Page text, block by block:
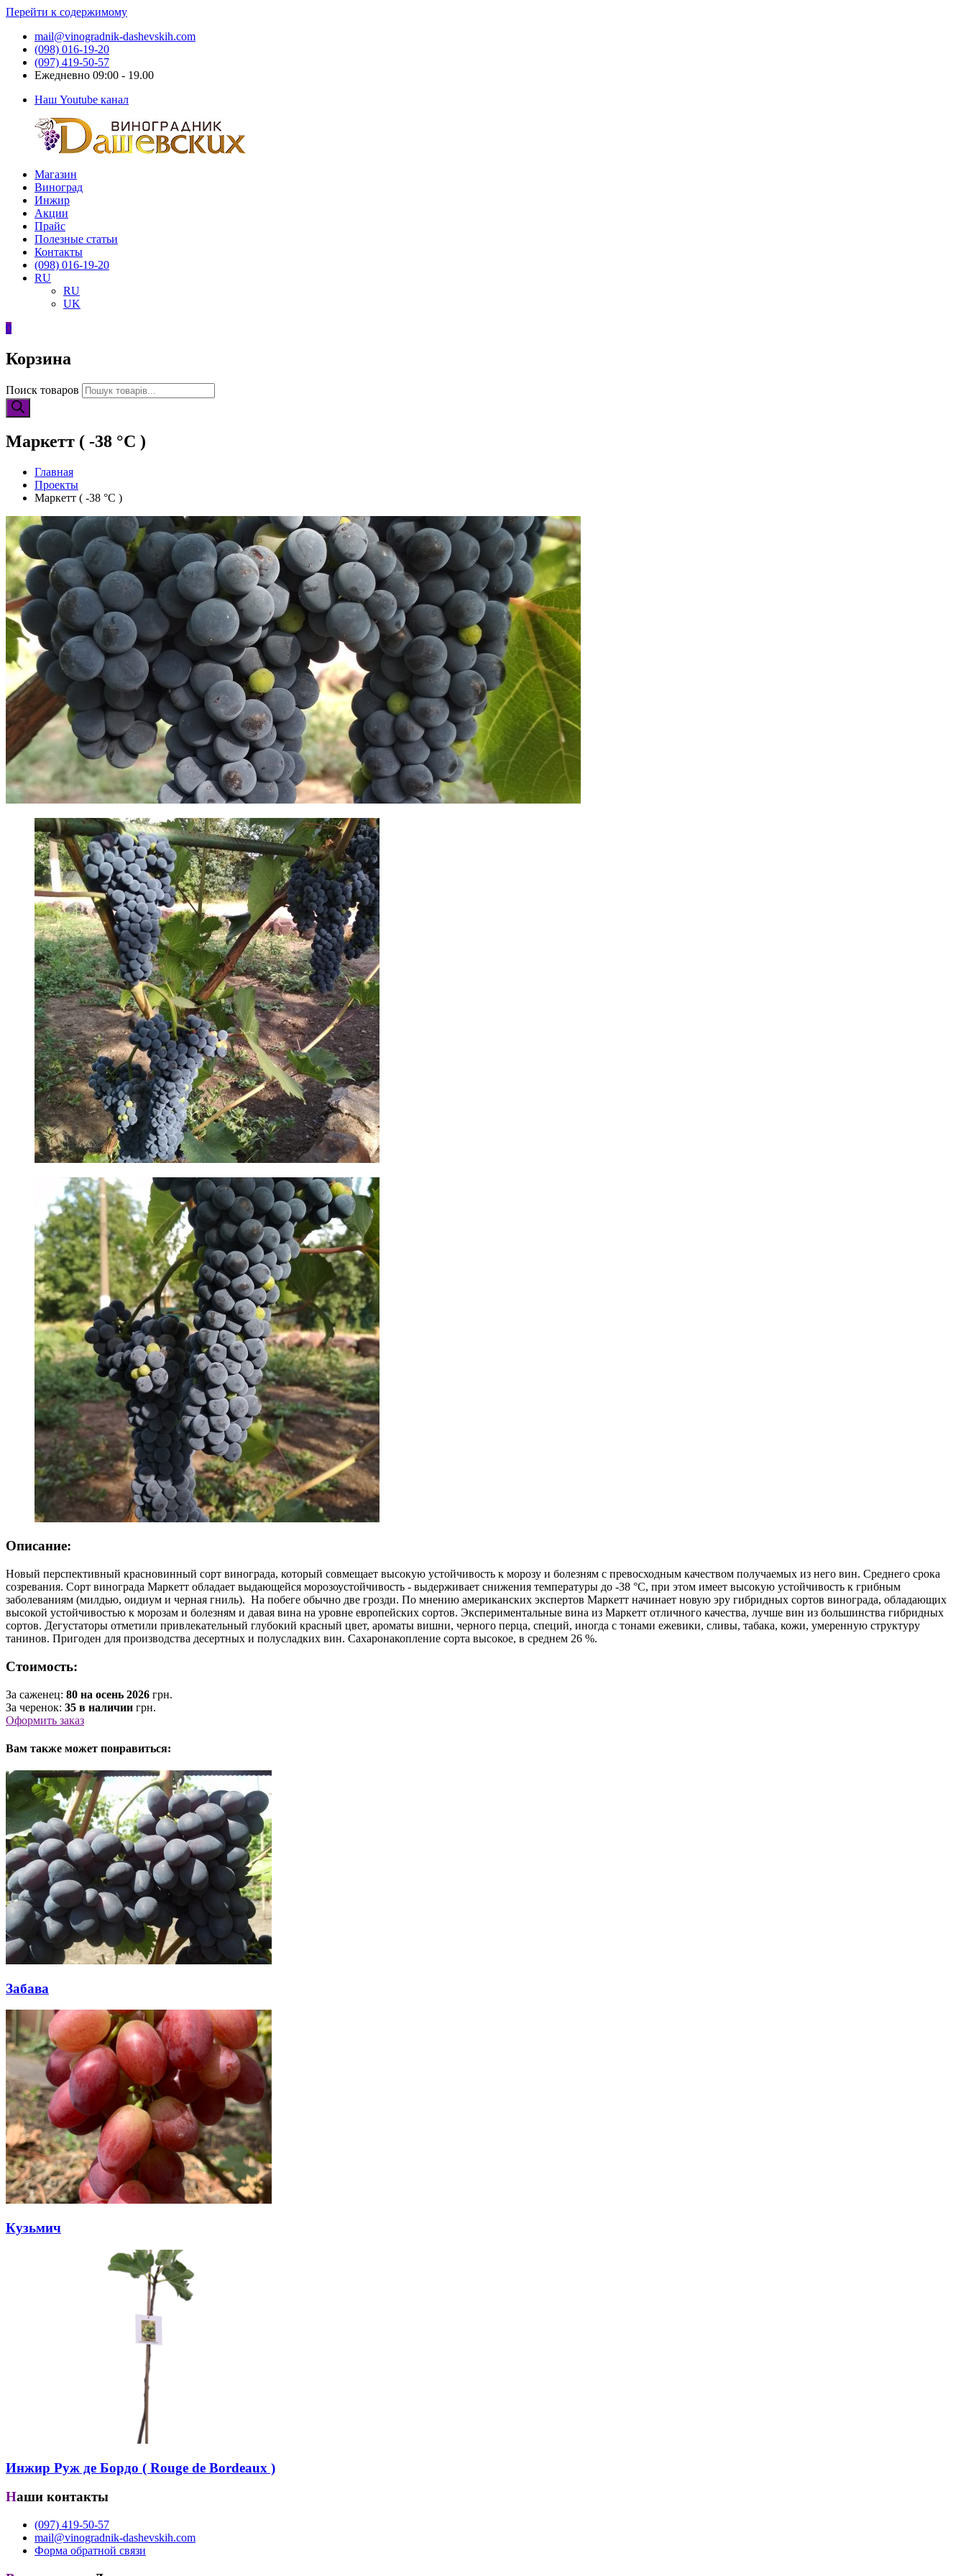
Перейти к содержимому
mail@vinogradnik-dashevskih.com
(098) 016-19-20
(097) 419-50-57
Ежедневно 09:00 - 19.00
Наш Youtube канал
Виноградник
Дашевских
Саженцы
черенки
винограда
Магазин
Виноград
Инжир
Акции
Прайс
Полезные статьи
Контакты
(098) 016-19-20
RU
RU
UK
0
Корзина
Поиск товаров
Маркетт ( -38 °С )
Главная
Проекты
Маркетт ( -38 °С )
Описание:
Новый перспективный красновинный сорт винограда, который совмещает высокую устойчивость к морозу и болезням с превосходным качеством получаемых из него вин. Среднего срока
созревания. Сорт винограда Маркетт обладает выдающейся морозоустойчивость - выдерживает снижения температуры до -38 °С, при этом имеет высокую устойчивость к грибным
заболеваниям (милдью, оидиум и черная гниль). На побеге обычно две грозди. По мнению американских экспертов Маркетт начинает новую эру гибридных сортов винограда, обладающих
высокой устойчивостью к морозам и болезням и давая вина на уровне европейских сортов. Экспериментальные вина из Маркетт отличного качества, лучше вин из большинства гибридных
сортов. Дегустаторы отметили привлекательный глубокий красный цвет, ароматы вишни, черного перца, специй, иногда с тонами ежевики, сливы, табака, кожи, умеренную структуру
танинов. Пригоден для производства десертных и полусладких вин. Сахаронакопление сорта высокое, в среднем 26 %.
Стоимость:
За саженец: 80 на осень 2026 грн.
За черенок: 35 в наличии грн.
Оформить заказ
Вам также может понравиться:
Забава
Кузьмич
Инжир Руж де Бордо ( Rouge de Bordeaux )
Наши контакты
(097) 419-50-57
mail@vinogradnik-dashevskih.com
Форма обратной связи